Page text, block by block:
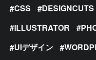
CSS DESIGNCUTS
ILLUSTRATOR
UIデザイン